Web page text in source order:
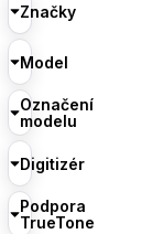
Značky
Model
Označení
modelu
Digitizér
Podpora
TrueTone